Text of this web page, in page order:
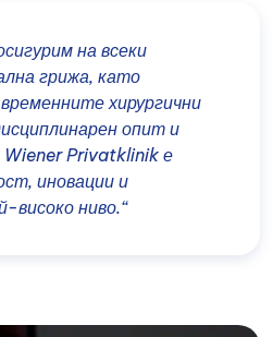
на всеки
грижа, като
хирургични
опит и
Wiener Privatklinik е
иновации и
високо ниво.“